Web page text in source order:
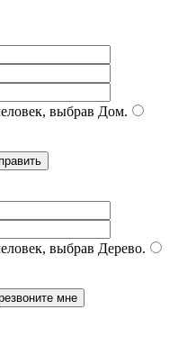
выбрав Дом.
выбрав Дерево.